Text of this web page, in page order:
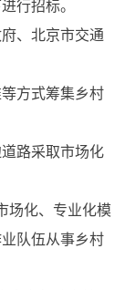
行招标。
、北京市交通
方式筹集乡村
路采取市场化
场化、专业化模
队伍从事乡村